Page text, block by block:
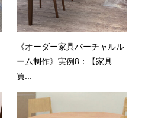
《オーダー家具バーチャルル
ーム制作》実例8：【家具
買...